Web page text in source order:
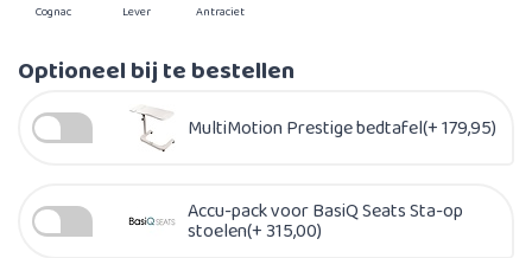
Cognac Lever Antraciet
Optioneel bij te bestellen
MultiMotion Prestige bedtafel(+ 179,95)
Accu-pack voor BasiQ Seats Sta-op
stoelen(+ 315,00)